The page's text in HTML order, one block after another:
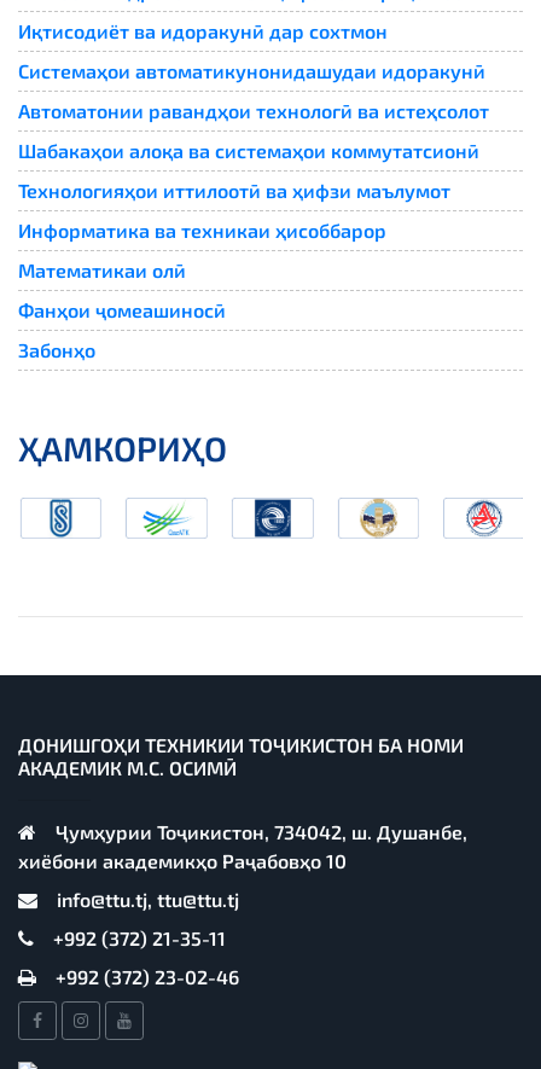
Иқтисодиёт ва идоракунӣ дар сохтмон
Системаҳои автоматикунонидашудаи идоракунӣ
Автоматонии равандҳои технологӣ ва истеҳсолот
Шабакаҳои алоқа ва системаҳои коммутатсионӣ
Технологияҳои иттилоотӣ ва ҳифзи маълумот
Информатика ва техникаи ҳисоббарор
Математикаи олӣ
Фанҳои ҷомеашиносӣ
Забонҳо
ҲАМКОРИҲО
ДОНИШГОҲИ ТЕХНИКИИ ТОҶИКИСТОН БА НОМИ
АКАДЕМИК М.С. ОСИМӢ
Ҷумҳурии Тоҷикистон, 734042, ш. Душанбе,
хиёбони академикҳо Раҷабовҳо 10
info@ttu.tj, ttu@ttu.tj
+992 (372) 21-35-11
+992 (372) 23-02-46